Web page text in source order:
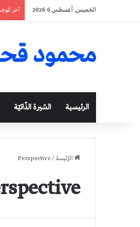
الخميس, أغسطس 6 2026 آخر
محمود
الرئيسية السّيرة الذّاتيّة
الرّئيسة /
Perspective